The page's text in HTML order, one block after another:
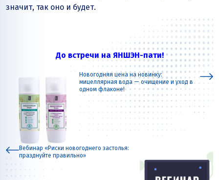
значит, так оно и будет.
До встречи на ЯНШЭН-пати!
Вебинар «Риски новогоднего застолья:
празднуйте правильно»
Новогодняя цена на новинку:
мицеллярная вода — очищение и уход в
одном флаконе!